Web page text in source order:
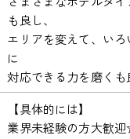
も良し、
エリアを変えて、い
に
対応できる力を磨くも
【具体的には】
業界未経験の方大歓